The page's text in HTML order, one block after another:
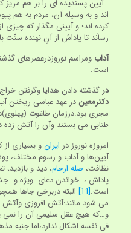
آیین پسندیده ای را بر هم مریز
اند و به وسیله آن، مردم به هم
کرده اند؛ و آیینی مگذار که
رسانَد تا پاداش از آنِ نهنده سنّت
آداب ومراسم نوروزدرعصرهای
است.
در گذشته دادن هدایا وگرفتن
دکترمعین در عهد عباسی ریختن
مجری بود.درزمان طاغوت
طنابی می بستند وآن را آتش زده
امروزه نوروز در ایرانو بسیاری از
آیین‌ها و آداب و رسوم مختلف،
نظافت، صله ارحام، دید و
پاداش ، خواندن دعای ویژه
است.[11]
البته دربرخی جاها
می شود.مانند:آتش افروزی وآتش
و…که هیچ عقل سلیمی آن را
فی نفسه اشکال ندارد،اما جنبه